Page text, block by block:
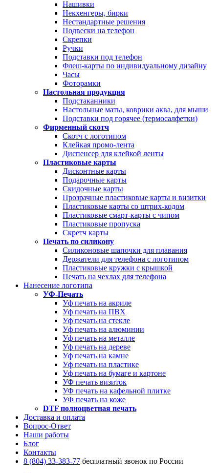
Нашивки
Некхенгеры, бирки
Нестандартные решения
Подвески на телефон
Скрепки
Ручки
Подставки под телефон
Флеш-карты по индивидуальному дизайну
Часы
Фоторамки
Настольная продукция
Подстаканники
Настольные маты, коврики аква, для мыши
Подставки под горячее (термосалфетки)
Фирменный скотч
Скотч с логотипом
Клейкая промо-лента
Диспенсер для клейкой ленты
Пластиковые карты
Дисконтные карты
Подарочные карты
Скидочные карты
Прозрачные пластиковые карты и визитки
Пластиковые карты со штрих-кодом
Пластиковые смарт-карты с чипом
Пластиковые пропуска
Скретч карты
Печать по силикону
Силиконовые шапочки для плавания
Держатели для телефона с логотипом
Пластиковые кружки с крышкой
Печать на чехлах для телефона
Нанесение логотипа
УФ-Печать
Уф печать на акриле
Уф печать на ПВХ
Уф печать на стекле
Уф печать на алюминии
Уф печать на металле
Уф печать на дереве
Уф печать на камне
Уф печать на пластике
Уф печать на бумаге и картоне
УФ печать визиток
УФ печать на кафельной плитке
УФ печать на коже
DTF полноцветная печать
Доставка и оплата
Вопрос-Ответ
Наши работы
Блог
Контакты
8 (804) 33-383-77 бесплатный звонок по России